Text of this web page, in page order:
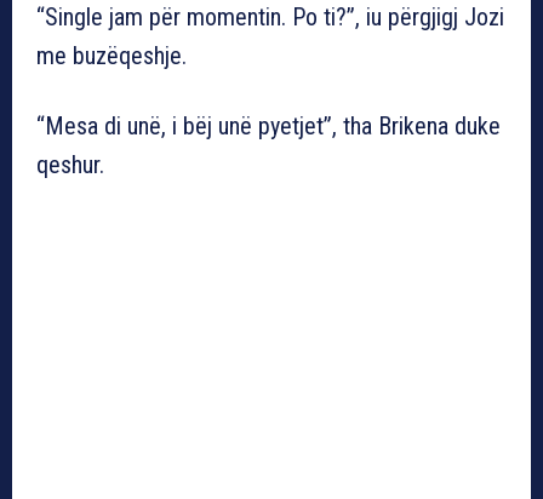
“Single jam për momentin. Po ti?”, iu përgjigj Jozi
me buzëqeshje.
“Mesa di unë, i bëj unë pyetjet”, tha Brikena duke
qeshur.